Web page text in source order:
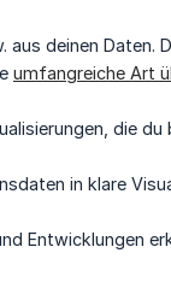
deinen Daten.
umfangreiche Art
die du
in klare
Entwicklungen